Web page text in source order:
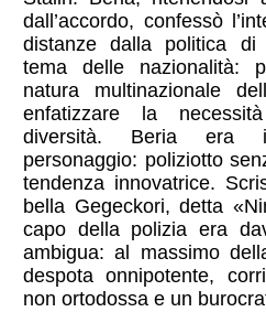
dall’accordo, confessò
distanze dalla politica di
tema delle nazionalità:
natura multinazionale
enfatizzare la
diversità. Beria era
personaggio: poliziotto
tendenza innovatrice.
bella Gegeckori, detta
capo della polizia era
ambigua: al massimo
despota onnipotente,
non ortodossa e un